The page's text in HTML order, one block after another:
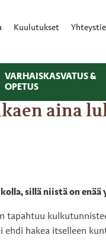
Kuulutukset
VARHAISKASVATUS &
OPETUS
aina
sillä niistä on
tapahtuu
ehdi hakea itselleen